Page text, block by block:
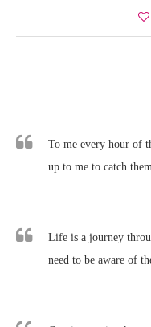
To me every hour of
up to me to catch
Life is a journey
need to be aware of